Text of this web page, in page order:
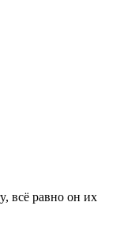
всё равно он их